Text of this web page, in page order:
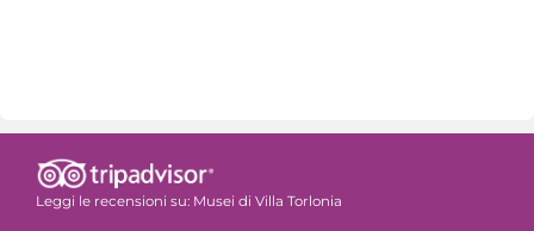
Leggi le recensioni su: Musei di Villa Torlonia